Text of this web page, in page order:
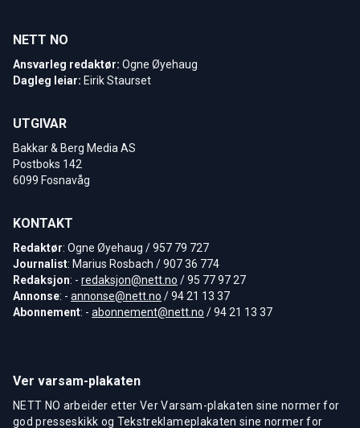
NETT NO
Ansvarleg redaktør: Ogne Øyehaug
Dagleg leiar: Eirik Staurset
UTGIVAR
Bakkar & Berg Media AS
Postboks 142
6099 Fosnavåg
KONTAKT
Redaktør: Ogne Øyehaug / 957 79 727
Journalist: Marius Rosbach / 907 36 774
Redaksjon: - redaksjon@nett.no / 95 77 97 27
Annonse: - annonse@nett.no / 94 21 13 37
Abonnement: - abonnement@nett.no / 94 21 13 37
Ver varsam-plakaten
NETT NO arbeider etter Ver Varsam-plakaten sine normer for
god presseskikk og Tekstreklameplakaten sine normer for